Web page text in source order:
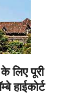
लिए पूरी
हाईकोर्ट